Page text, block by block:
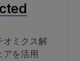
オミクス解
を活用